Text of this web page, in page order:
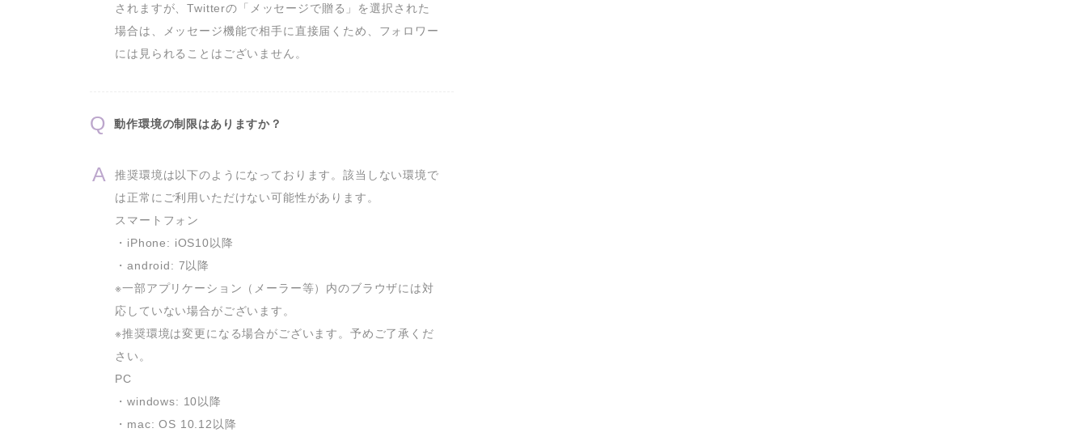
されますが、Twitterの「メッセージで贈る」を選択された
場合は、メッセージ機能で相手に直接届くため、フォロワー
には見られることはございません。
動作環境の制限はありますか？
推奨環境は以下のようになっております。該当しない環境で
は正常にご利用いただけない可能性があります。
スマートフォン
・iPhone: iOS10以降
・android: 7以降
※一部アプリケーション（メーラー等）内のブラウザには対
応していない場合がございます。
※推奨環境は変更になる場合がございます。予めご了承くだ
さい。
PC
・windows: 10以降
・mac: OS 10.12以降